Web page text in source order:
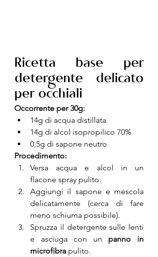
Ricetta base per
detergente delicato
per occhiali
Occorrente per 30g:
14g di acqua distillata
14g di alcol isopropilico 70%
0,5g di sapone neutro
Procedimento:
Versa acqua e alcol in un
flacone spray pulito.
Aggiungi il sapone e mescola
delicatamente (cerca di fare
meno schiuma possibile).
Spruzza il detergente sulle lenti
e asciuga con un panno in
microfibra pulito.